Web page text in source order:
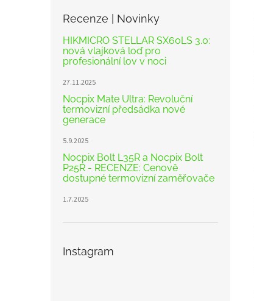
Recenze | Novinky
HIKMICRO STELLAR SX60LS 3.0:
nová vlajková loď pro
profesionální lov v noci
27.11.2025
Nocpix Mate Ultra: Revoluční
termovizní předsádka nové
generace
5.9.2025
Nocpix Bolt L35R a Nocpix Bolt
P25R - RECENZE: Cenově
dostupné termovizní zaměřovače
1.7.2025
Instagram